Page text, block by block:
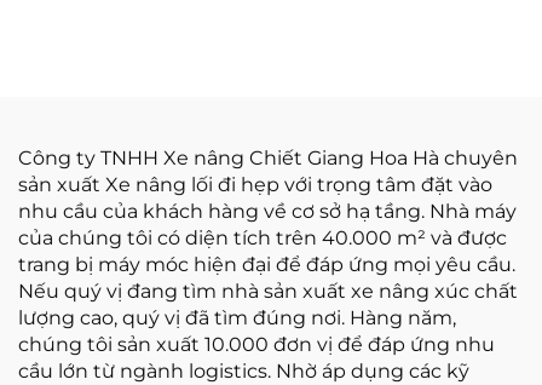
Công ty TNHH Xe nâng Chiết Giang Hoa Hà chuyên
sản xuất Xe nâng lối đi hẹp với trọng tâm đặt vào
nhu cầu của khách hàng về cơ sở hạ tầng. Nhà máy
của chúng tôi có diện tích trên 40.000 m² và được
trang bị máy móc hiện đại để đáp ứng mọi yêu cầu.
Nếu quý vị đang tìm nhà sản xuất xe nâng xúc chất
lượng cao, quý vị đã tìm đúng nơi. Hàng năm,
chúng tôi sản xuất 10.000 đơn vị để đáp ứng nhu
cầu lớn từ ngành logistics. Nhờ áp dụng các kỹ